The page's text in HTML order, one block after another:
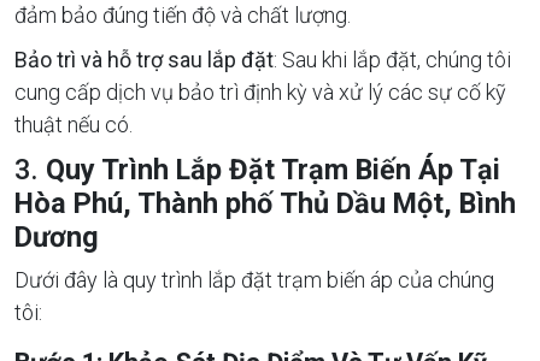
đảm bảo đúng tiến độ và chất lượng.
Bảo trì và hỗ trợ sau lắp đặt: Sau khi lắp đặt, chúng tôi
cung cấp dịch vụ bảo trì định kỳ và xử lý các sự cố kỹ
thuật nếu có.
3. Quy Trình Lắp Đặt Trạm Biến Áp Tại
Hòa Phú, Thành phố Thủ Dầu Một, Bình
Dương
Dưới đây là quy trình lắp đặt trạm biến áp của chúng
tôi: